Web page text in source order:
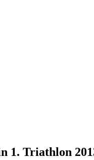
1. Triathlon